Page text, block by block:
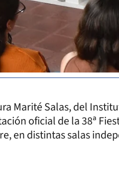
Marité Salas, del
oficial de la 38ª
en distintas salas